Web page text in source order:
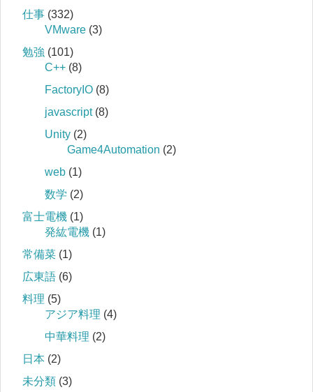
仕事 (332)
VMware (3)
勉強 (101)
C++ (8)
FactoryIO (8)
javascript(8)
Unity (2)
Game4Automation (2)
web (1)
数学 (2)
富士電機 (1)
発紘電機 (1)
常備菜 (1)
広東語 (6)
料理 (5)
アジア料理 (4)
中華料理 (2)
日本 (2)
未分類 (3)